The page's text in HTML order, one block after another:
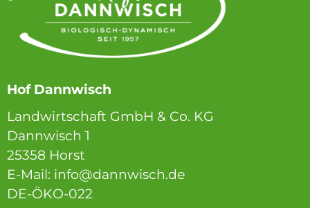
Hof Dannwisch
Landwirtschaft GmbH & Co. KG
Dannwisch 1
25358 Horst
E-Mail: info@dannwisch.de
DE-ÖKO-022